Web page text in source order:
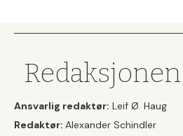
Redaksjonen
Ansvarlig redaktør: Leif Ø. Haug
Redaktør: Alexander Schindler